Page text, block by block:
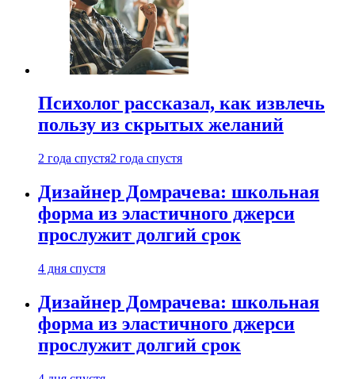
Психолог рассказал, как извлечь
пользу из скрытых желаний
2 года спустя2 года спустя
Дизайнер Домрачева: школьная
форма из эластичного джерси
прослужит долгий срок
4 дня спустя
Дизайнер Домрачева: школьная
форма из эластичного джерси
прослужит долгий срок